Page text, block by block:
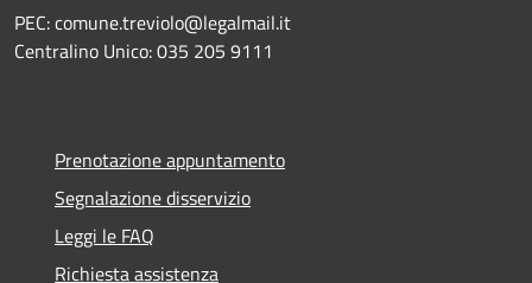
PEC: comune.treviolo@legalmail.it
Centralino Unico:035 205 9111
Prenotazione appuntamento
Segnalazione disservizio
Leggi le FAQ
Richiesta assistenza